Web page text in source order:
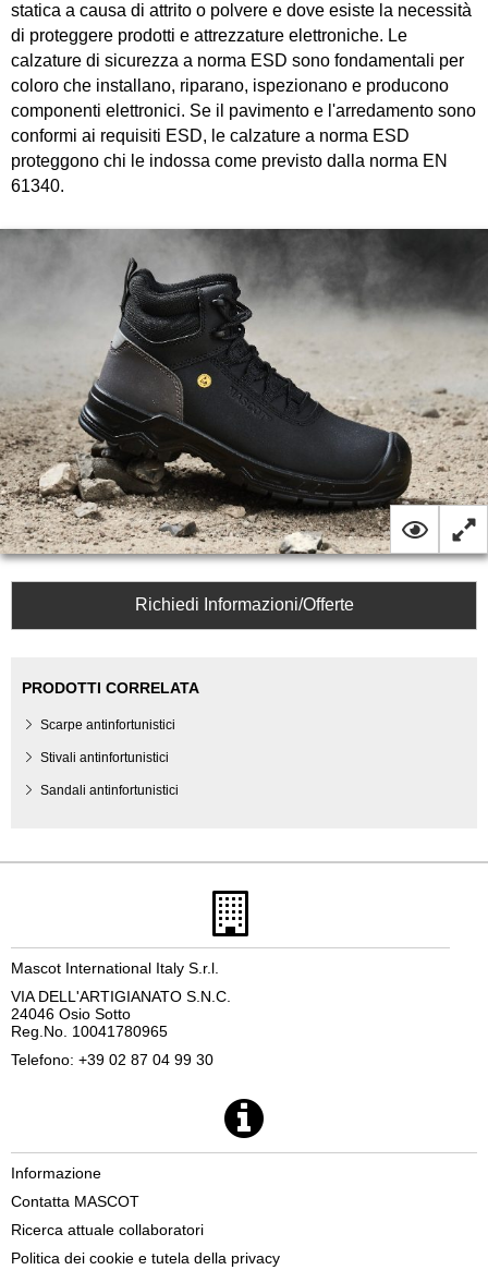
statica a causa di attrito o polvere e dove esiste la necessità
di proteggere prodotti e attrezzature elettroniche. Le
calzature di sicurezza a norma ESD sono fondamentali per
coloro che installano, riparano, ispezionano e producono
componenti elettronici. Se il pavimento e l'arredamento sono
conformi ai requisiti ESD, le calzature a norma ESD
proteggono chi le indossa come previsto dalla norma EN
61340.
Richiedi Informazioni/Offerte
PRODOTTI CORRELATA
Scarpe antinfortunistici
Stivali antinfortunistici
Sandali antinfortunistici
Mascot International Italy S.r.l.
VIA DELL'ARTIGIANATO S.N.C.
24046 Osio Sotto
Reg.No. 10041780965
Telefono: +39 02 87 04 99 30
Informazione
Contatta MASCOT
Ricerca attuale collaboratori
Politica dei cookie e tutela della privacy